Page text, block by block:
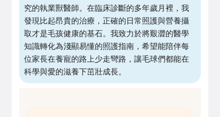
究的執業獸醫師。在臨床診斷的多年歲月裡，我
發現比起昂貴的治療，正確的日常照護與營養攝
取才是毛孩健康的基石。我致力於將艱澀的醫學
知識轉化為淺顯易懂的照護指南，希望能陪伴每
位家長在養寵的路上少走彎路，讓毛球們都能在
科學與愛的滋養下茁壯成長。